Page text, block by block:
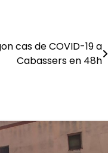
cas de COVID-19 a
Cabassers en 48h